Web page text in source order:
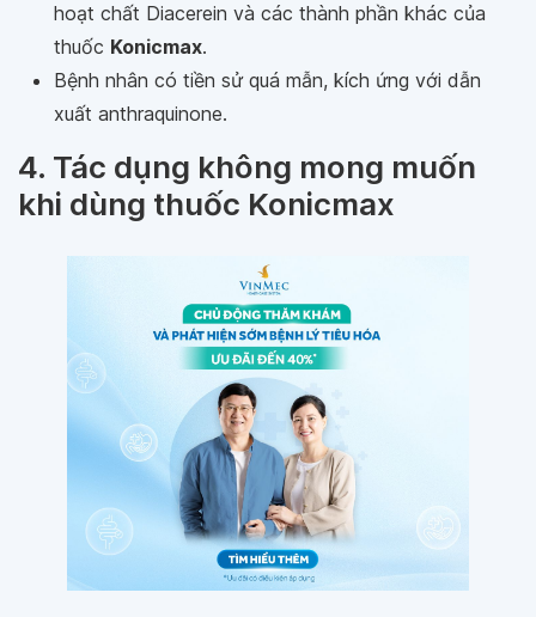
hoạt chất Diacerein và các thành phần khác của
thuốc Konicmax.
Bệnh nhân có tiền sử quá mẫn, kích ứng với dẫn
xuất anthraquinone.
4. Tác dụng không mong muốn
khi dùng thuốc Konicmax